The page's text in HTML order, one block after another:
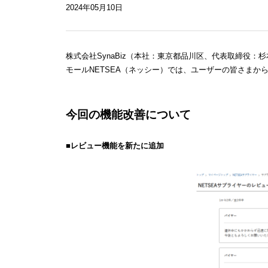
2024年05月10日
株式会社SynaBiz（本社：東京都品川区、代表取締役：
モールNETSEA（ネッシー）では、ユーザーの皆さまか
今回の機能改善について
■レビュー機能を新たに追加